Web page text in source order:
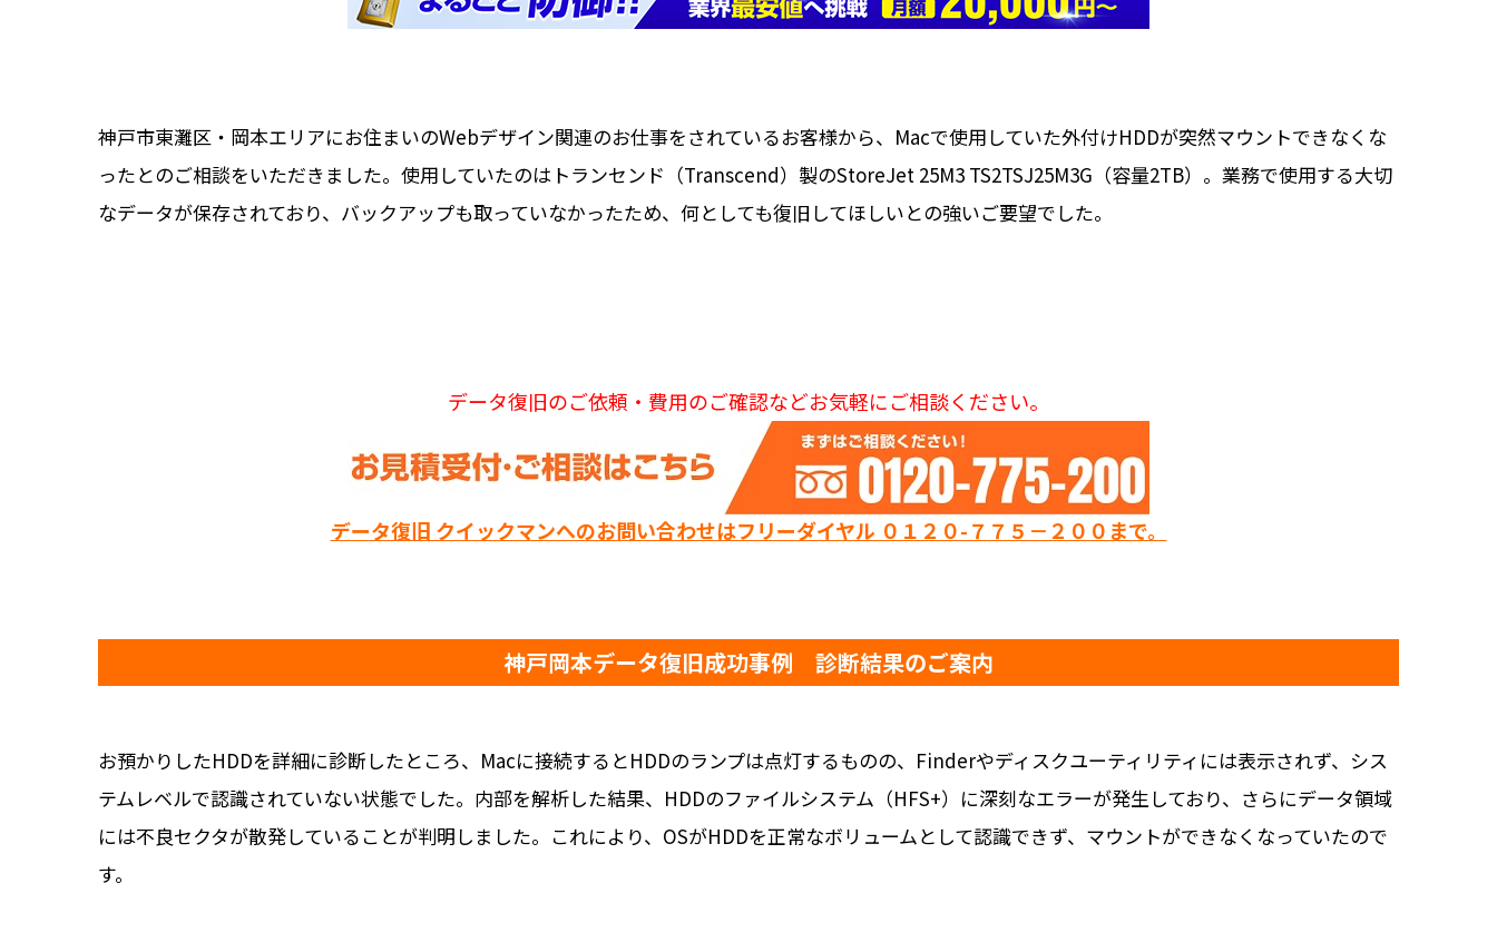
神戸市東灘区・岡本エリアにお住まいのWebデザイン関連のお仕事をされているお客様から、Macで使用していた外付けHDDが突然マウントできなくな
ったとのご相談をいただきました。使用していたのはトランセンド（Transcend）製のStoreJet 25M3 TS2TSJ25M3G（容量2TB）。業務で使用する大切
なデータが保存されており、バックアップも取っていなかったため、何としても復旧してほしいとの強いご要望でした。
データ復旧のご依頼・費用のご確認などお気軽にご相談ください。
データ復旧 クイックマンへのお問い合わせはフリーダイヤル ０１２０-７７５－２００まで。
神戸岡本データ復旧成功事例 診断結果のご案内
お預かりしたHDDを詳細に診断したところ、Macに接続するとHDDのランプは点灯するものの、Finderやディスクユーティリティには表示されず、シス
テムレベルで認識されていない状態でした。内部を解析した結果、HDDのファイルシステム（HFS+）に深刻なエラーが発生しており、さらにデータ領域
には不良セクタが散発していることが判明しました。これにより、OSがHDDを正常なボリュームとして認識できず、マウントができなくなっていたので
す。